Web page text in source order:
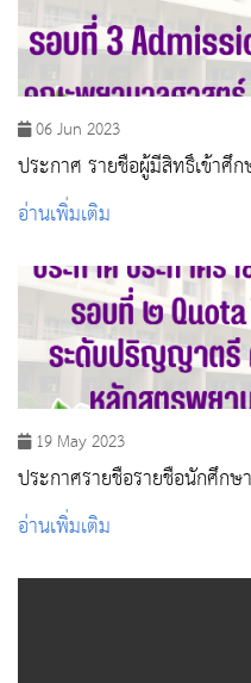
06 Jun 2023
ประกาศ รายชื่อผู้มีสิทธิ์เข้าศึ
ศึกษา 2566
อ่านเพิ่มเติม
19 May 2023
ประกาศรายชื่อรายชื่อนักศึก
2566
อ่านเพิ่มเติม